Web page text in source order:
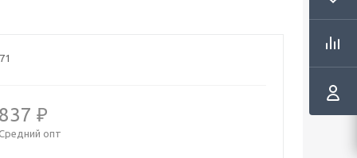
₽
опт